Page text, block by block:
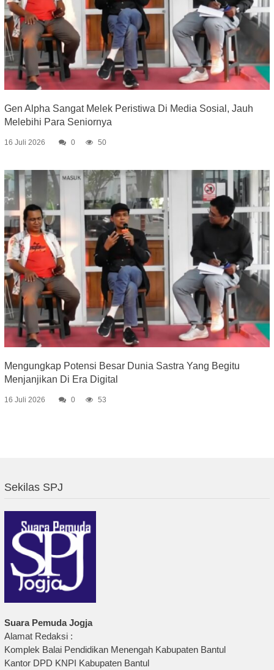
Gen Alpha Sangat Melek Peristiwa Di Media Sosial, Jauh
Melebihi Para Seniornya
16 Juli 2026 0 50
Mengungkap Potensi Besar Dunia Sastra Yang Begitu
Menjanjikan Di Era Digital
16 Juli 2026 0 53
Sekilas SPJ
Suara Pemuda Jogja
Alamat Redaksi :
Komplek Balai Pendidikan Menengah Kabupaten Bantul
Kantor DPD KNPI Kabupaten Bantul